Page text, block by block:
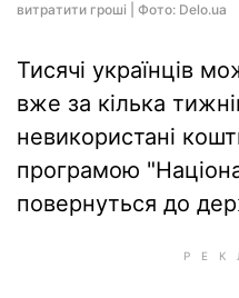
витратити гроші | Фото: Delo.ua
Тисячі українців
вже за кілька
невикористані
програмою
повернуться до